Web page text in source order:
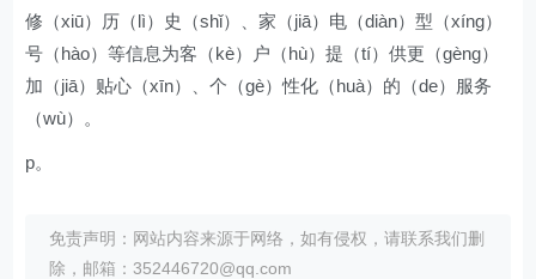
修（xiū）历（lì）史（shǐ）、家（jiā）电（diàn）型（xíng）
号（hào）等信息为客（kè）户（hù）提（tí）供更（gèng）
加（jiā）贴心（xīn）、个（gè）性化（huà）的（de）服务
（wù）。
p。
免责声明：网站内容来源于网络，如有侵权，请联系我们删
除，邮箱：352446720@qq.com